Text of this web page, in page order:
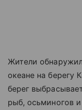
Жители
океане на берегу
берег
рыб, осьминогов